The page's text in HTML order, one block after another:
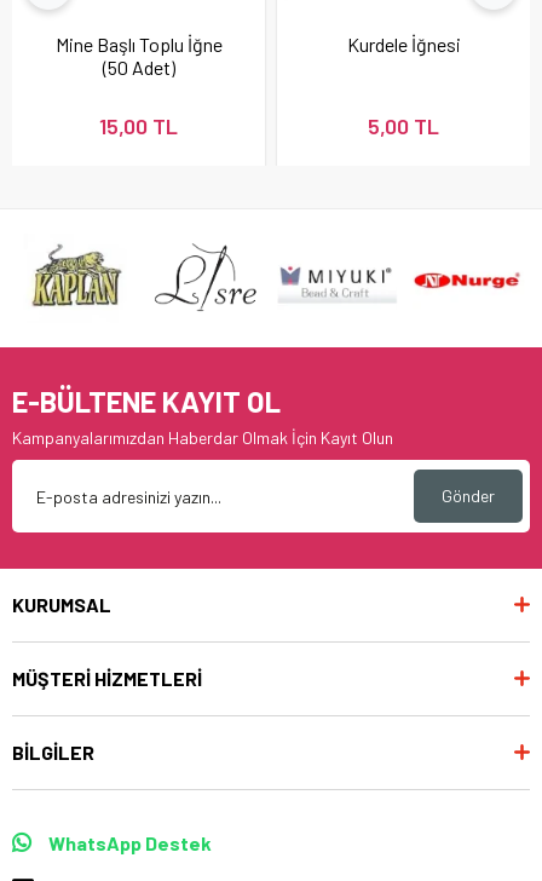
Mine Başlı Toplu İğne
(50 Adet)
15,00 TL
Kurdele İğnesi
5,00 TL
E-BÜLTENE KAYIT OL
Kampanyalarımızdan Haberdar Olmak İçin Kayıt Olun
Gönder
KURUMSAL
MÜŞTERİ HİZMETLERİ
BİLGİLER
WhatsApp Destek